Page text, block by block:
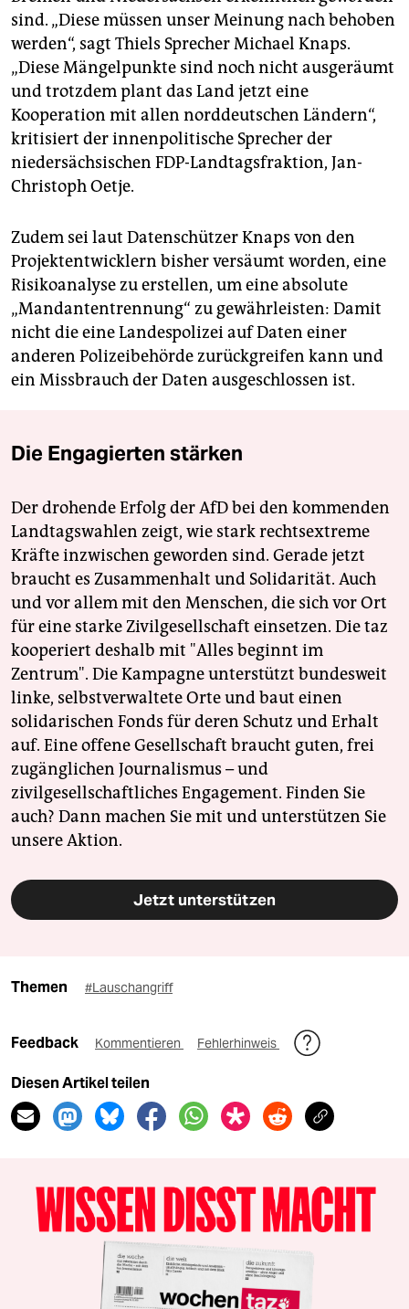
sind. „Diese müssen unser Meinung nach behoben
werden“, sagt Thiels Sprecher Michael Knaps.
„Diese Mängelpunkte sind noch nicht ausgeräumt
und trotzdem plant das Land jetzt eine
Kooperation mit allen norddeutschen Ländern“,
kritisiert der innenpolitische Sprecher der
niedersächsischen FDP-Landtagsfraktion, Jan-
Christoph Oetje.
Zudem sei laut Datenschützer Knaps von den
Projektentwicklern bisher versäumt worden, eine
Risikoanalyse zu erstellen, um eine absolute
„Mandantentrennung“ zu gewährleisten: Damit
nicht die eine Landespolizei auf Daten einer
anderen Polizeibehörde zurückgreifen kann und
ein Missbrauch der Daten ausgeschlossen ist.
Die Engagierten stärken
Der drohende Erfolg der AfD bei den kommenden
Landtagswahlen zeigt, wie stark rechtsextreme
Kräfte inzwischen geworden sind. Gerade jetzt
braucht es Zusammenhalt und Solidarität. Auch
und vor allem mit den Menschen, die sich vor Ort
für eine starke Zivilgesellschaft einsetzen. Die taz
kooperiert deshalb mit "Alles beginnt im
Zentrum". Die Kampagne unterstützt bundesweit
linke, selbstverwaltete Orte und baut einen
solidarischen Fonds für deren Schutz und Erhalt
auf. Eine offene Gesellschaft braucht guten, frei
zugänglichen Journalismus – und
zivilgesellschaftliches Engagement. Finden Sie
auch? Dann machen Sie mit und unterstützen Sie
unsere Aktion.
Jetzt unterstützen
Themen #Lauschangriff
Feedback Kommentieren Fehlerhinweis
Diesen Artikel teilen